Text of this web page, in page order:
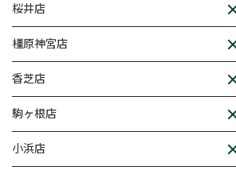
桜井店
橿原神宮店
香芝店
駒ヶ根店
小浜店